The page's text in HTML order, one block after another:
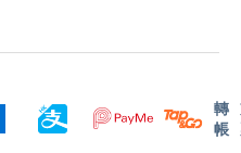
原 19.9 (胰臟), 癌抗原 72.4
氏病毒全面抗體(鼻咽), 前列腺
價 $5200)
出診斷及治療。
。生活易【健康網購
營或提供本服務/產品。
延誤，或因使用此服務/ 轉
帳